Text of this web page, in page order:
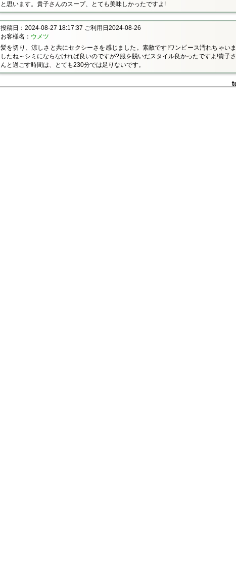
と思います。貴子さんのスープ、とても美味しかったですよ!
投稿日：2024-08-27 18:17:37 ご利用日2024-08-26
お客様名： ウメツ
髪を切り、涼しさと共にセクシーさを感じました。素敵です!ワンピース汚れちゃいま
したね～シミにならなければ良いのですが?服を脱いだスタイル良かったですよ!貴子さ
んと過ごす時間は、とても230分では足りないです。